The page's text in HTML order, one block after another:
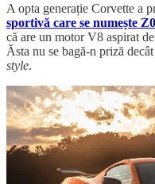
A opta generație Corvette a
sportivă care se numește
că are un motor V8 aspirat
Ăsta nu se bagă-n priză
style.